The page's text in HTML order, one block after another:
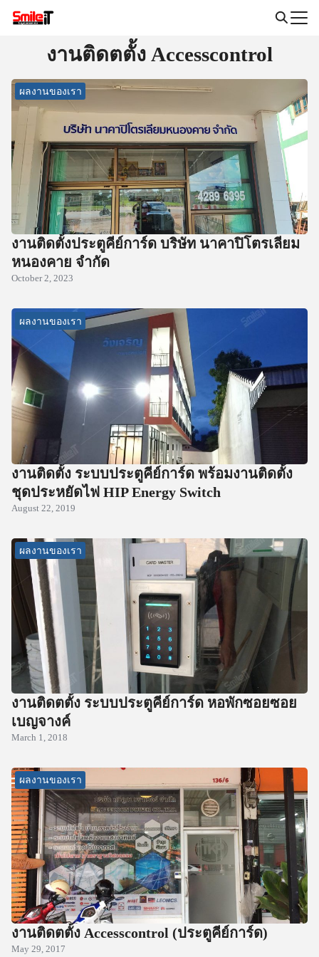
Skip
งานติดตตั้ง Accesscontrol
ผลงานของเรา
งานติดตั้งประตูคีย์การ์ด บริษัท นาคาปิโตรเลียม
หนองคาย จำกัด
October 2, 2023
ผลงานของเรา
งานติดตั้ง ระบบประตูคีย์การ์ด พร้อมงานติดตั้ง
ชุดประหยัดไฟ HIP Energy Switch
August 22, 2019
ผลงานของเรา
งานติดตตั้ง ระบบประตูคีย์การ์ด หอพักซอยซอย
เบญจางค์
March 1, 2018
ผลงานของเรา
งานติดตตั้ง Accesscontrol (ประตูคีย์การ์ด)
May 29, 2017